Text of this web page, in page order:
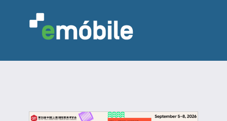
INDÚSTRIA MARCENARIA
DESIGN & DECORAÇÃO